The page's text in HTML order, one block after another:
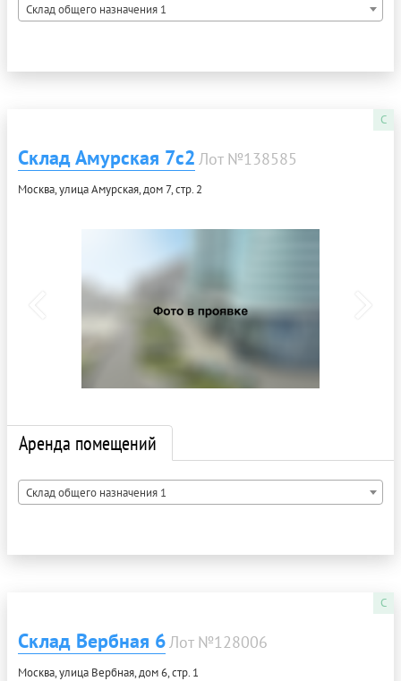
Склад общего назначения 1
C
Склад Амурская 7с2 Лот №138585
Москва, улица Амурская, дом 7, стр. 2
Аренда помещений
Склад общего назначения 1
C
Склад Вербная 6Лот №128006
Москва, улица Вербная, дом 6, стр. 1